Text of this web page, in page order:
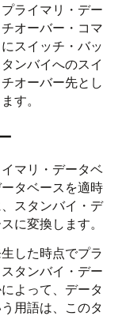
ライマリ・デー
オーバー・コマ
スイッチ・バッ
ンバイへのスイ
オーバー先とし
す。
マリ・データベ
タベースを適時
スタンバイ・デ
に変換します。
した時点でプラ
タンバイ・デー
よって、データ
用語は、このタ